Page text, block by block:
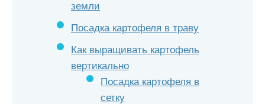
земли
Посадка картофеля в траву
Как выращивать картофель
вертикально
Посадка картофеля в
сетку